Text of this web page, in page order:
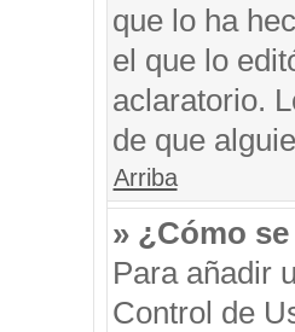
que lo ha
el que lo
aclaratorio.
de que
Arriba
» ¿Cómo
Para añadir
Control de